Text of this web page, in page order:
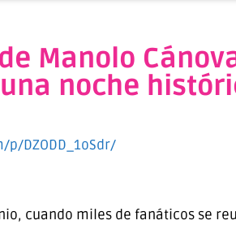
Manolo
noche
DZODD_1oSdr/
cuando miles de fanáticos se